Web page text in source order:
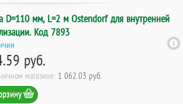
D=110 мм, L=2 м Ostendorf для внутренней
Код 7893
руб.
магазине: 1 062.03 руб.